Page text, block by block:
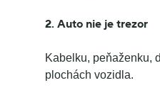
2. Auto nie je trezor
Kabelku, peňaženku,
plochách vozidla.